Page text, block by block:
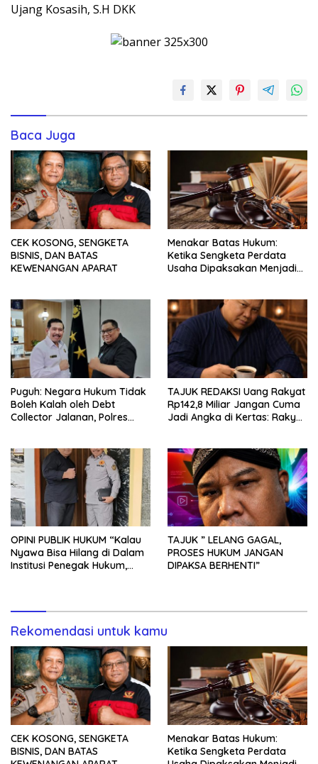
Ujang Kosasih, S.H DKK
Baca Juga
CEK KOSONG, SENGKETA
BISNIS, DAN BATAS
KEWENANGAN APARAT
Menakar Batas Hukum:
Ketika Sengketa Perdata
Usaha Dipaksakan Menjadi
Puguh: Negara Hukum Tidak
Boleh Kalah oleh Debt
Collector Jalanan, Polres
Mobil
TAJUK REDAKSI Uang Rakyat
Rp142,8 Miliar Jangan Cuma
Jadi Angka di Kertas: Rakyat
Siapa yang Bertanggung
Jawab?
OPINI PUBLIK HUKUM “Kalau
Nyawa Bisa Hilang di Dalam
Institusi Penegak Hukum,
Dilindungi”
TAJUK ” LELANG GAGAL,
PROSES HUKUM JANGAN
DIPAKSA BERHENTI”
Rekomendasi untuk kamu
CEK KOSONG, SENGKETA
BISNIS, DAN BATAS
Menakar Batas Hukum:
Ketika Sengketa Perdata